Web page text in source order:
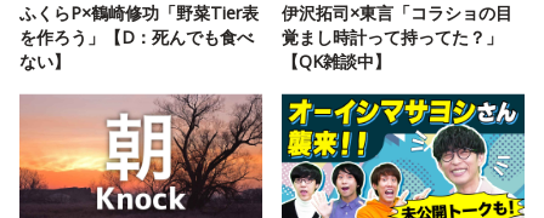
ふくらP×鶴崎修功「野菜Tier表
を作ろう」【D：死んでも食べ
ない】
伊沢拓司×東言「コラショの目
覚まし時計って持ってた？」
【QK雑談中】